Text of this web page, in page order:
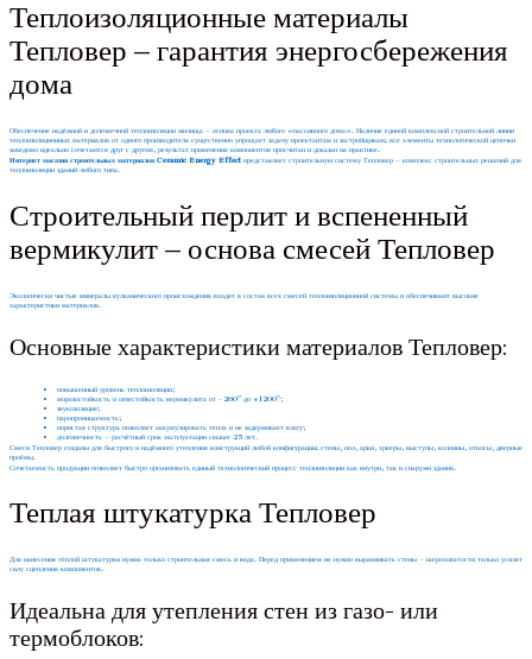
Теплоизоляционные материалы
Тепловер – гарантия энергосбережения
дома
Обеспечение надёжной и долговечной теплоизоляции жилища – основа проекта любого «пассивного дома». Наличие единой комплексной строительной линии
теплоизоляционных материалов от одного производителя существенно упрощает задачу проектантам и застройщикам: все элементы технологической цепочки
заведомо идеально сочетаются друг с другом, результат применения компонентов просчитан и доказан на практике.
Интернет магазин строительных материалов Ceramic Energy Effect представляет строительную систему Тепловер – комплекс строительных решений для
теплоизоляции зданий любого типа.
Строительный перлит и вспененный
вермикулит – основа смесей Тепловер
Экологически чистые минералы вулканического происхождения входят в состав всех смесей теплоизоляционной системы и обеспечивают высокие
характеристики материалов.
Основные характеристики материалов Тепловер:
повышенный уровень теплоизоляции;
морозостойкость и огнестойкость вермикулита от -260º до +1200º;
звукозоляция;
паропроницаемость;
пористая структура позволяет аккумулировать тепла и не задерживает влагу;
долговечность – расчётный срок эксплуатации свыше 25 лет.
Смеси Тепловер созданы для быстрого и надёжного утепления конструкций любой конфигурации: стены, пол, арки, эркеры, выступы, колонны, откосы, дверные
проёмы.
Сочетаемость продукции позволяет быстро организовать единый технологический процесс теплоизоляции как внутри, так и снаружи здания.
Теплая штукатурка Тепловер
Для нанесения тёплой штукатурки нужна только строительная смесь и вода. Перед применением не нужно выравнивать стены – шероховатости только усилят
силу сцепления компонентов.
Идеальна для утепления стен из газо- или
термоблоков: